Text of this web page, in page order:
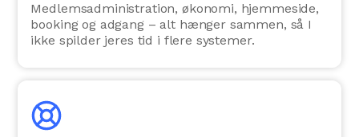
Medlemsadministration, økonomi, hjemmeside,
booking og adgang – alt hænger sammen, så I
ikke spilder jeres tid i flere systemer.